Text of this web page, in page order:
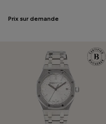
Prix sur demande